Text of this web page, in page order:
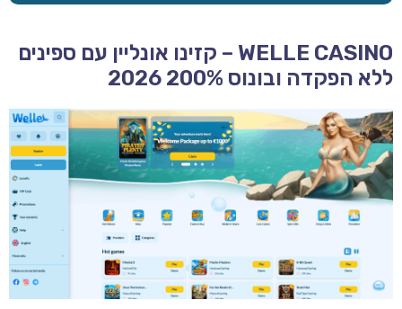
WELLE CASINO – קזינו אונליין עם ספינים
ללא הפקדה ובונוס 200% 2026